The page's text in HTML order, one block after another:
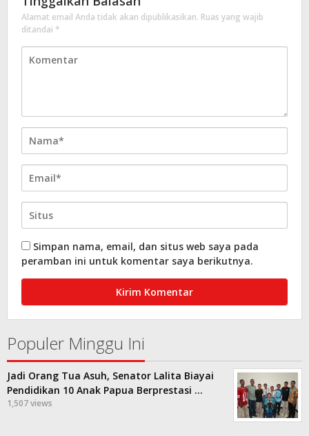
Alamat email Anda tidak akan dipublikasikan. Ruas yang wajib
ditandai *
Simpan nama, email, dan situs web saya pada
peramban ini untuk komentar saya berikutnya.
Populer Minggu Ini
Jadi Orang Tua Asuh, Senator Lalita Biayai
Pendidikan 10 Anak Papua Berprestasi …
1,507 views